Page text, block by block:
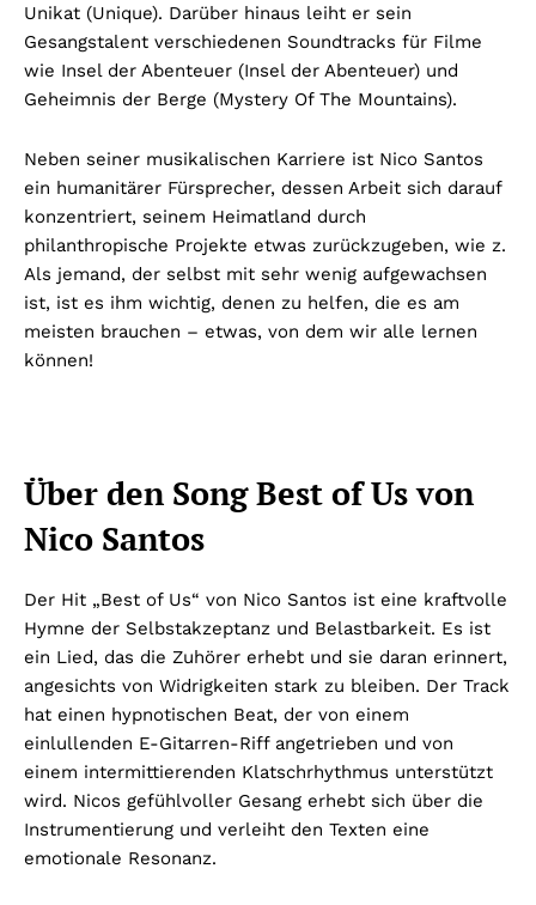
Unikat (Unique). Darüber hinaus leiht er sein
Gesangstalent verschiedenen Soundtracks für Filme
wie Insel der Abenteuer (Insel der Abenteuer) und
Geheimnis der Berge (Mystery Of The Mountains).
Neben seiner musikalischen Karriere ist Nico Santos
ein humanitärer Fürsprecher, dessen Arbeit sich darauf
konzentriert, seinem Heimatland durch
philanthropische Projekte etwas zurückzugeben, wie z.
Als jemand, der selbst mit sehr wenig aufgewachsen
ist, ist es ihm wichtig, denen zu helfen, die es am
meisten brauchen – etwas, von dem wir alle lernen
können!
Über den Song Best of Us von
Nico Santos
Der Hit „Best of Us“ von Nico Santos ist eine kraftvolle
Hymne der Selbstakzeptanz und Belastbarkeit. Es ist
ein Lied, das die Zuhörer erhebt und sie daran erinnert,
angesichts von Widrigkeiten stark zu bleiben. Der Track
hat einen hypnotischen Beat, der von einem
einlullenden E-Gitarren-Riff angetrieben und von
einem intermittierenden Klatschrhythmus unterstützt
wird. Nicos gefühlvoller Gesang erhebt sich über die
Instrumentierung und verleiht den Texten eine
emotionale Resonanz.